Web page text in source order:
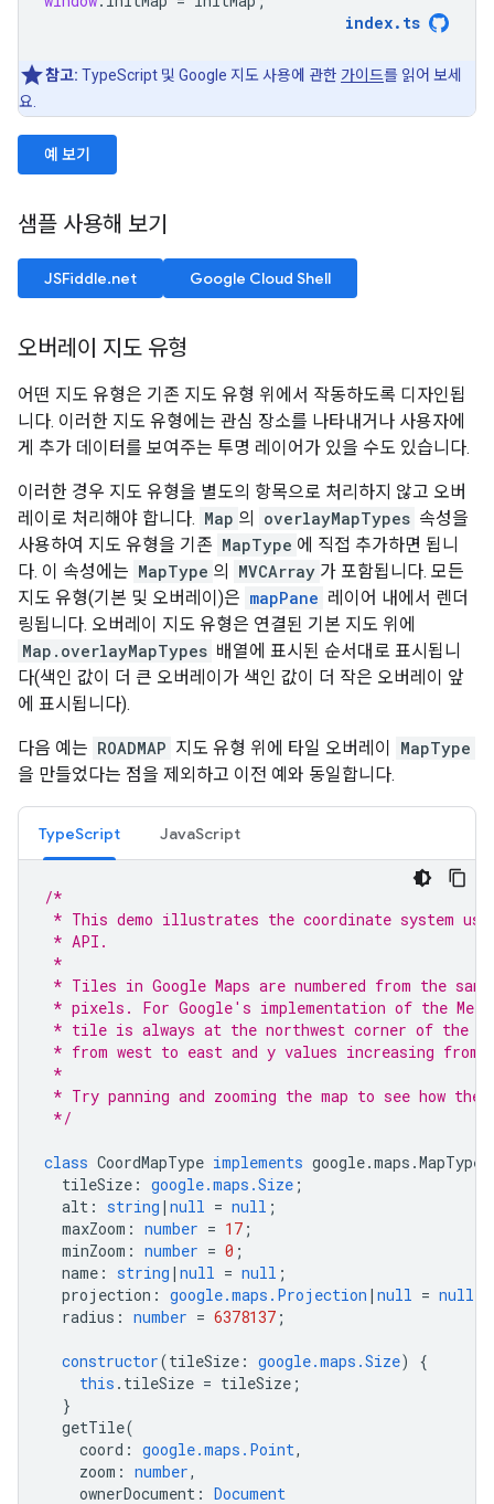
index. ts
참고: TypeScript 및 Google 지도 사용에 관한 가이드를 읽어 보세
요.
예 보기
샘플 사용해 보기
JSFiddle.net Google Cloud Shell
오버레이 지도 유형
어떤 지도 유형은 기존 지도 유형 위에서 작동하도록 디자인됩
니다. 이러한 지도 유형에는 관심 장소를 나타내거나 사용자에
게 추가 데이터를 보여주는 투명 레이어가 있을 수도 있습니다.
이러한 경우 지도 유형을 별도의 항목으로 처리하지 않고 오버
레이로 처리해야 합니다. Map 의 overlayMapTypes 속성을
사용하여 지도 유형을 기존 MapType 에 직접 추가하면 됩니
다. 이 속성에는 MapType 의 MVCArray 가 포함됩니다. 모든
지도 유형(기본 및 오버레이)은 mapPane 레이어 내에서 렌더
링됩니다. 오버레이 지도 유형은 연결된 기본 지도 위에
Map.overlayMapTypes 배열에 표시된 순서대로 표시됩니
다(색인 값이 더 큰 오버레이가 색인 값이 더 작은 오버레이 앞
에 표시됩니다).
다음 예는 ROADMAP 지도 유형 위에 타일 오버레이
MapType
을 만들었다는 점을 제외하고 이전 예와 동일합니다.
TypeScript JavaScript
/*
* This demo illustrates the coordinate system
* API.
*
* Tiles in Google Maps are numbered from the
* pixels. For Google's implementation of the
* tile is always at the northwest corner of the
* from west to east and y values increasing from
*
* Try panning and zooming the map to see how the
*/
class CoordMapType implements google.maps .MapType
tileSize : google.maps.Size ;
alt : string | null = null ;
maxZoom : number = 17 ;
minZoom : number = 0 ;
name : string | null = null ;
projection : google.maps.Projection | null = null
radius : number = 6378137 ;
constructor(tileSize : google.maps.Size)
{
this . tileSize = tileSize ;
}
getTile(
coord : google.maps.Point,
zoom : number,
ownerDocument : Document